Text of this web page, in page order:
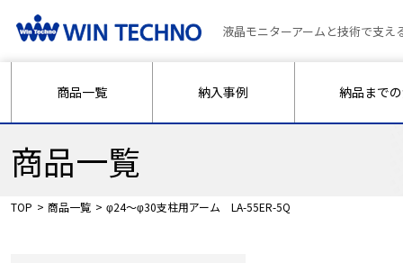
液晶モニターアームと技術で支
商品一覧 納入事例 納品まで
商品一覧
TOP 商品一覧 φ24～φ30支柱用アーム LA-55ER-5Q